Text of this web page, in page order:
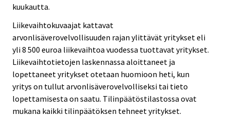
kuukautta.
Liikevaihtokuvaajat kattavat
arvonlisäverovelvollisuuden rajan ylittävät yritykset eli
yli 8 500 euroa liikevaihtoa vuodessa tuottavat yritykset.
Liikevaihtotietojen laskennassa aloittaneet ja
lopettaneet yritykset otetaan huomioon heti, kun
yritys on tullut arvonlisäverovelvolliseksi tai tieto
lopettamisesta on saatu. Tilinpäätöstilastossa ovat
mukana kaikki tilinpäätöksen tehneet yritykset.